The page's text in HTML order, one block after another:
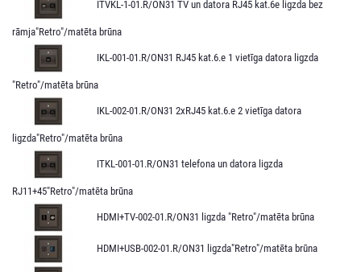
ITVKL-1-01.R/ON31 TV un datora RJ45 kat.6e ligzda bez
rāmja"Retro"/matēta brūna
IKL-001-01.R/ON31 RJ45 kat.6.e 1 vietīga datora ligzda
"Retro"/matēta brūna
IKL-002-01.R/ON31 2xRJ45 kat.6.e 2 vietīga datora
ligzda"Retro"/matēta brūna
ITKL-001-01.R/ON31 telefona un datora ligzda
RJ11+45"Retro"/matēta brūna
HDMI+TV-002-01.R/ON31 ligzda "Retro"/matēta brūna
HDMI+USB-002-01.R/ON31 ligzda"Retro"/matēta brūna